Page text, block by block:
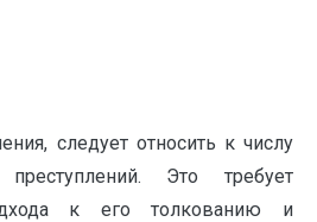
следует относить к числу
преступлений. Это требует
к его толкованию и